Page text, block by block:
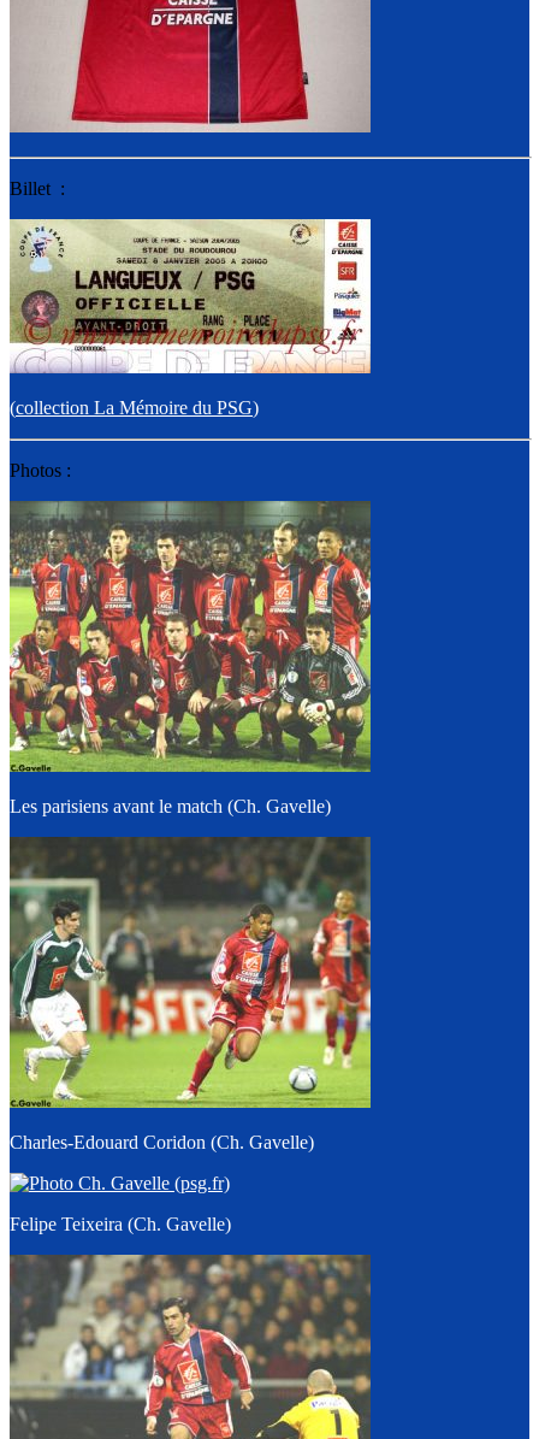
Billet :
(collection La Mémoire du PSG)
Photos :
Les parisiens avant le match (Ch. Gavelle)
Charles-Edouard Coridon (Ch. Gavelle)
Felipe Teixeira (Ch. Gavelle)